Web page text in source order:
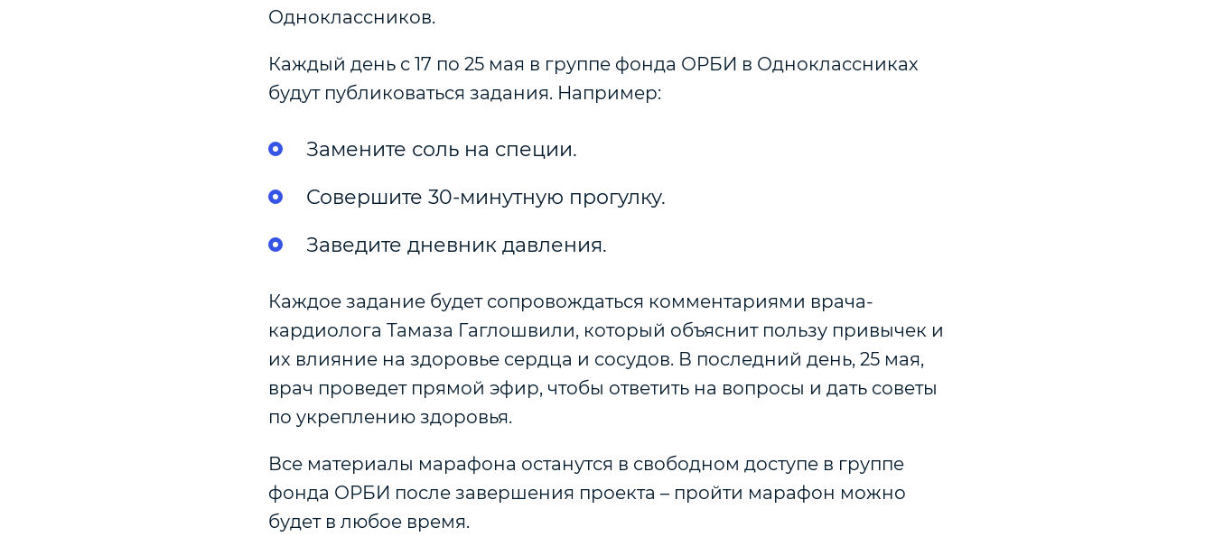
Одноклассников.
Каждый день с 17 по 25 мая в группе фонда ОРБИ в Одноклассниках
будут публиковаться задания. Например:
Замените соль на специи.
Совершите 30-минутную прогулку.
Заведите дневник давления.
Каждое задание будет сопровождаться комментариями врача-
кардиолога Тамаза Гаглошвили, который объяснит пользу привычек и
их влияние на здоровье сердца и сосудов. В последний день, 25 мая,
врач проведет прямой эфир, чтобы ответить на вопросы и дать советы
по укреплению здоровья.
Все материалы марафона останутся в свободном доступе в группе
фонда ОРБИ после завершения проекта – пройти марафон можно
будет в любое время.